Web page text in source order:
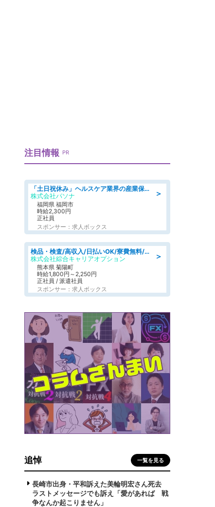
注目情報 PR
＞
「土日祝休み」ヘルスケア業界の産業保健師/高時給/未経験OK/要資格:保健師、正看護師
株式会社パソナ
福岡県 福岡市
時給2,300円
正社員
スポンサー：求人ボックス
＞
検品・検査/高収入/日払いOK/寮費無料/日勤/20・30・40代活躍中
株式会社綜合キャリアオプション
熊本県 菊陽町
時給1,800円～2,250円
正社員 / 派遣社員
スポンサー：求人ボックス
追悼 一覧を見る
長崎市出身・平和訴えた美輪明宏さん死去
ラストメッセージでも訴え「愛があれば 戦
争なんか起こりません」